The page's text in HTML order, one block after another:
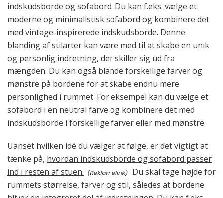
indskudsborde og sofabord. Du kan f.eks. vælge et
moderne og minimalistisk sofabord og kombinere det
med vintage-inspirerede indskudsborde. Denne
blanding af stilarter kan være med til at skabe en unik
og personlig indretning, der skiller sig ud fra
mængden. Du kan også blande forskellige farver og
mønstre på bordene for at skabe endnu mere
personlighed i rummet. For eksempel kan du vælge et
sofabord i en neutral farve og kombinere det med
indskudsborde i forskellige farver eller med mønstre.
Uanset hvilken idé du vælger at følge, er det vigtigt at
tænke på, hvordan indskudsborde og sofabord passer
ind i resten af stuen.
Du skal tage højde for
rummets størrelse, farver og stil, således at bordene